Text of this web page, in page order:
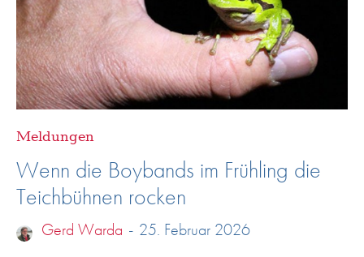
Meldungen
Wenn die Boybands im Frühling die
Teichbühnen rocken
Gerd Warda - 25. Februar 2026